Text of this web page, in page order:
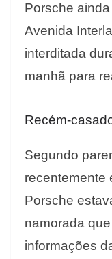
Porsche
Avenida
interditada
manhã para
Recém-
Segundo
recentemente
Porsche
namorada
informações